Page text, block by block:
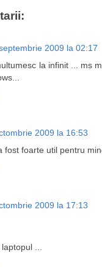
2009 la 02:17
la infinit ... ms
2009 la 16:53
fost foarte util pentru
2009 la 17:13
...